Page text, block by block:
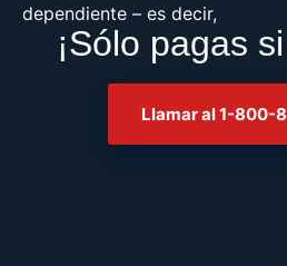
dependiente – es decir,
¡Sólo pagas
Llamar al 1-800-